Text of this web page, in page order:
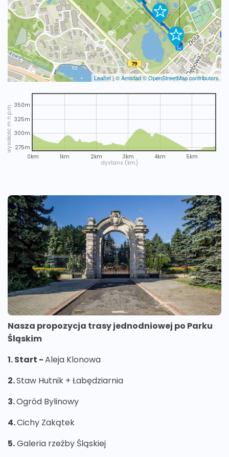
Leaflet|© Amistad© OpenStreetMap contributors
dystans (km)
wysokość m n.p.m.
0km 1km 2km 3km 4km 5km
275m
300m
325m
350m
Nasza propozycja trasy jednodniowej po Parku
Śląskim
1. Start -Aleja Klonowa
2.Staw Hutnik + Łabędziarnia
3.Ogród Bylinowy
4.Cichy Zakątek
5.Galeria rzeźby Śląskiej